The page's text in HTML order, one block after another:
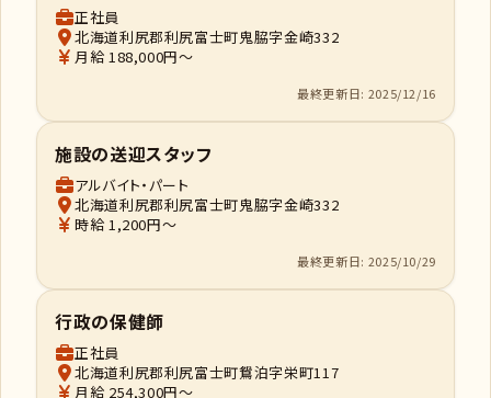
正社員
北海道利尻郡利尻富士町鬼脇字金崎332
月給 188,000円～
最終更新日: 2025/12/16
施設の送迎スタッフ
アルバイト・パート
北海道利尻郡利尻富士町鬼脇字金崎332
時給 1,200円～
最終更新日: 2025/10/29
行政の保健師
正社員
北海道利尻郡利尻富士町鴛泊字栄町117
月給 254,300円～